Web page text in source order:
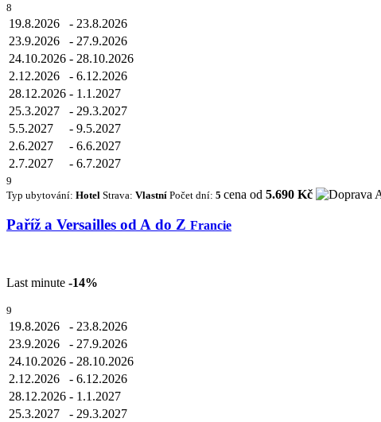
8
19.8.2026 - 23.8.2026
23.9.2026
- 27.9.2026
24.10.2026 - 28.10.2026
2.12.2026
- 6.12.2026
28.12.2026 - 1.1.2027
25.3.2027
- 29.3.2027
5.5.2027
- 9.5.2027
2.6.2027
- 6.6.2027
2.7.2027
- 6.7.2027
9
Typ ubytování: Hotel Strava: Vlastní Počet dní: 5 cena od 5.690 Kč
Paříž a Versailles od A do Z Francie
Last minute -14%
9
19.8.2026 - 23.8.2026
23.9.2026
- 27.9.2026
24.10.2026 - 28.10.2026
2.12.2026
- 6.12.2026
28.12.2026 - 1.1.2027
25.3.2027
- 29.3.2027